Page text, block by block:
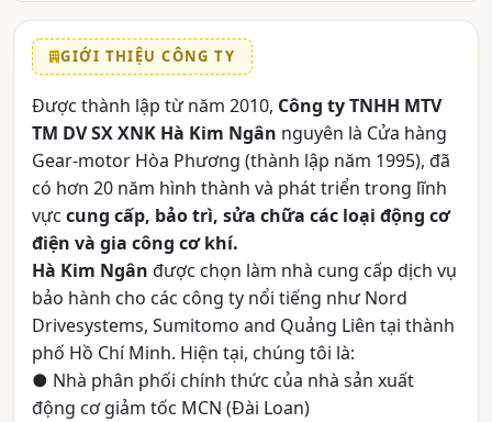
GIỚI THIỆU CÔNG TY
Được thành lập từ năm 2010, Công ty TNHH MTV
TM DV SX XNK Hà Kim Ngân nguyên là Cửa hàng
Gear-motor Hòa Phương (thành lập năm 1995), đã
có hơn 20 năm hình thành và phát triển trong lĩnh
vực cung cấp, bảo trì, sửa chữa các loại động cơ
điện và gia công cơ khí.
Hà Kim Ngân được chọn làm nhà cung cấp dịch vụ
bảo hành cho các công ty nổi tiếng như Nord
Drivesystems, Sumitomo and Quảng Liên tại thành
phố Hồ Chí Minh. Hiện tại, chúng tôi là:
● Nhà phân phối chính thức của nhà sản xuất
động cơ giảm tốc MCN (Đài Loan)